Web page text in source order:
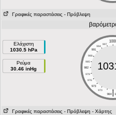
Γραφικές παραστάσεις - Πρόβλεψη
Ελάχιστη
1030.5 hPa
Ρεύμα
30.46 inHg
997
994
991
988
985
982
979
976
973
970
|
964
Γραφικές παραστάσεις - Πρόβλεψη - Χάρτης